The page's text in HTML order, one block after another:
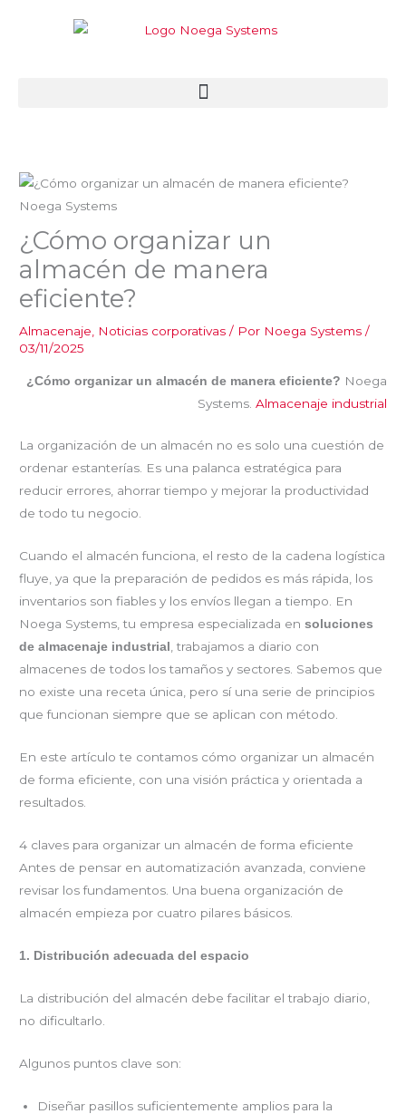
¿Cómo organizar un
almacén de manera
eficiente?
Almacenaje Noticias corporativas / Por Noega Systems/
03/11/2025
¿Cómo organizar un almacén de manera eficiente? Noega
Systems. Almacenaje industrial
La organización de un almacén no es solo una cuestión de
ordenar estanterías. Es una palanca estratégica para
reducir errores, ahorrar tiempo y mejorar la productividad
de todo tu negocio.
Cuando el almacén funciona, el resto de la cadena logística
fluye, ya que la preparación de pedidos es más rápida, los
inventarios son fiables y los envíos llegan a tiempo. En
Noega Systems, tu empresa especializada ensoluciones
de almacenaje industrial , trabajamos a diario con
almacenes de todos los tamaños y sectores. Sabemos que
no existe una receta única, pero sí una serie de principios
que funcionan siempre que se aplican con método.
En este artículo te contamos cómo organizar un almacén
de forma eficiente, con una visión práctica y orientada a
resultados.
4 claves para organizar un almacén de forma eficiente
Antes de pensar en automatización avanzada, conviene
revisar los fundamentos. Una buena organización de
almacén empieza por cuatro pilares básicos.
1. Distribución adecuada del espacio
La distribución del almacén debe facilitar el trabajo diario,
no dificultarlo.
Algunos puntos clave son:
Diseñar pasillos suficientemente amplios para la